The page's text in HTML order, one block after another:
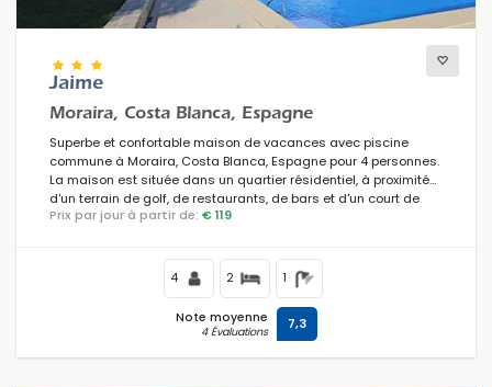
Votre sélection
Près de parcours de golf
Effacer les filtres
Services populaires
Jaime
Moraira, Costa Blanca, Espagne
Superbe et confortable maison de vacances avec piscine
commune à Moraira, Costa Blanca, Espagne pour 4 personnes.
La maison est située dans un quartier résidentiel, à proximité
d'un terrain de golf, de restaurants, de bars et d'un court de
tennis, et se trouve à 3 km de la plage.
Prix par jour à partir de: € 119
4 2 1
Note moyenne
4 Évaluations 7,3